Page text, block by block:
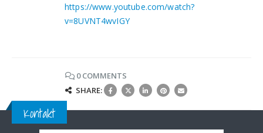
https://www.youtube.com/watch?
v=8UVNT4wvIGY
0 COMMENTS
SHARE:
Kontakt